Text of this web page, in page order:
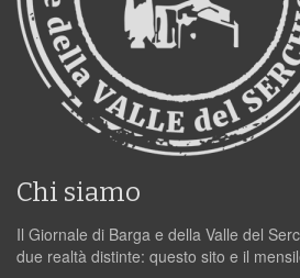
Chi siamo
Il Giornale di Barga e della Valle del
due realtà distinte: questo sito e il